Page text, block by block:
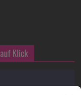
Klick